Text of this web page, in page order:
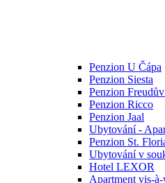
Penzion U Čápa
Penzion Siesta
Penzion Freudův
Penzion Ricco
Penzion Jaal
Ubytování -
Penzion St.
Ubytování v
Hotel LEXOR
Apartment vis-